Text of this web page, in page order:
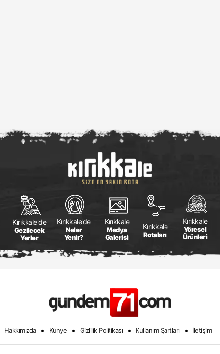
Kırıkkale'de
Gezilecek
Yerler
Kırıkkale'de
Neler
Yenir?
Kırıkkale
Medya
Galerisi
Kırıkkale
Rotaları
Kırıkkale
Yöresel
Ürünleri
Hakkımızda • Künye • Gizlilik Politikası • Kullanım Şartları • İletişim